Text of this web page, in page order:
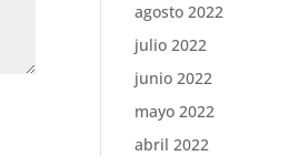
agosto 2022
julio 2022
junio 2022
mayo 2022
abril 2022